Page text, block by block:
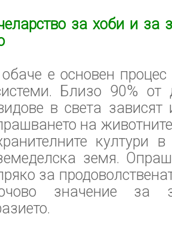
за хоби и за
е основен
Близо 90% от
в света
на
култури
земя.
за
значение за